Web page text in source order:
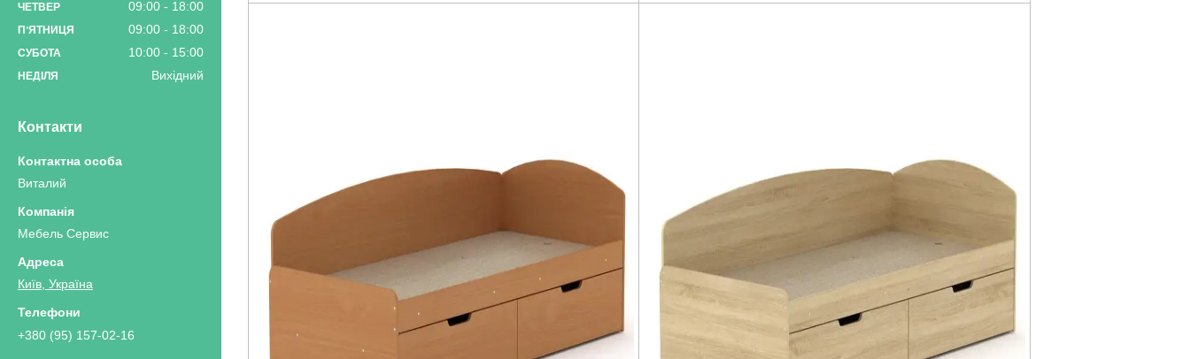
ЧЕТВЕР 09:00 18:00
ПʼЯТНИЦЯ 09:00 18:00
СУБОТА 10:00 15:00
НЕДІЛЯ Вихідний
Контакти
Виталий
Мебель Сервис
Київ, Україна
+380 (95) 157-02-16